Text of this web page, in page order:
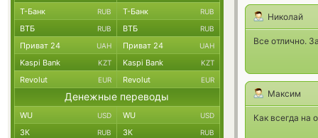
Николай
Все отлично.
Максим
Как всегда на
Т-Банк RUB Т-Банк RUB
ВТБ RUB ВТБ RUB
Приват 24 UAH Приват 24 UAH
Kaspi Bank KZT Kaspi Bank KZT
Revolut EUR Revolut EUR
Денежные переводы
WU USD WU USD
ЗК RUB ЗК RUB